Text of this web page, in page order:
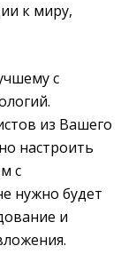
к миру,
с
из Вашего
настроить
с
нужно будет
и